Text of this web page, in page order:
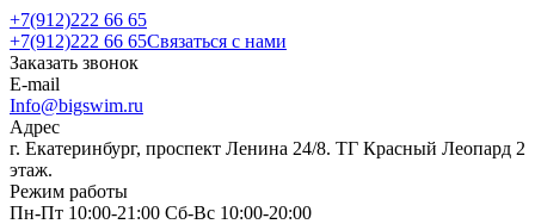
+7(912)222 66 65
+7(912)222 66 65Связаться с нами
Заказать звонок
E-mail
Info@bigswim.ru
Адрес
г. Екатеринбург, проспект Ленина 24/8. ТГ Красный Леопард 2
этаж.
Режим работы
Пн-Пт 10:00-21:00 Сб-Вс 10:00-20:00